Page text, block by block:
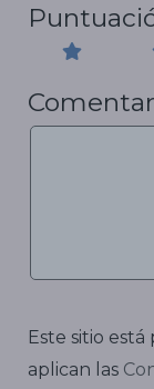
Este sitio
aplican las